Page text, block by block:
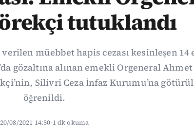
tutuklandı
verilen müebbet hapis cezası kesinleşen
gözaltına alınan emekli Orgeneral
Silivri Ceza İnfaz Kurumu’na
öğrenildi.
20/08/2021 14:50·1 dk okuma